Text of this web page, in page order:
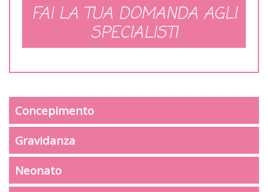
FAI LA TUA DOMANDA AGLI
SPECIALISTI
Concepimento
Gravidanza
Neonato